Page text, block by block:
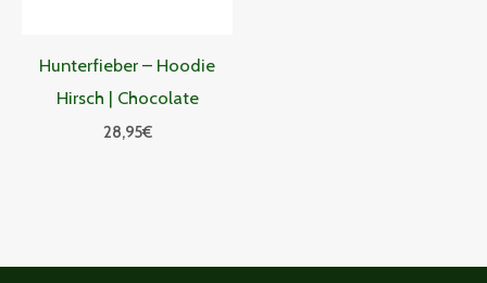
Hunterfieber – Hoodie
Hirsch | Chocolate
28,95€